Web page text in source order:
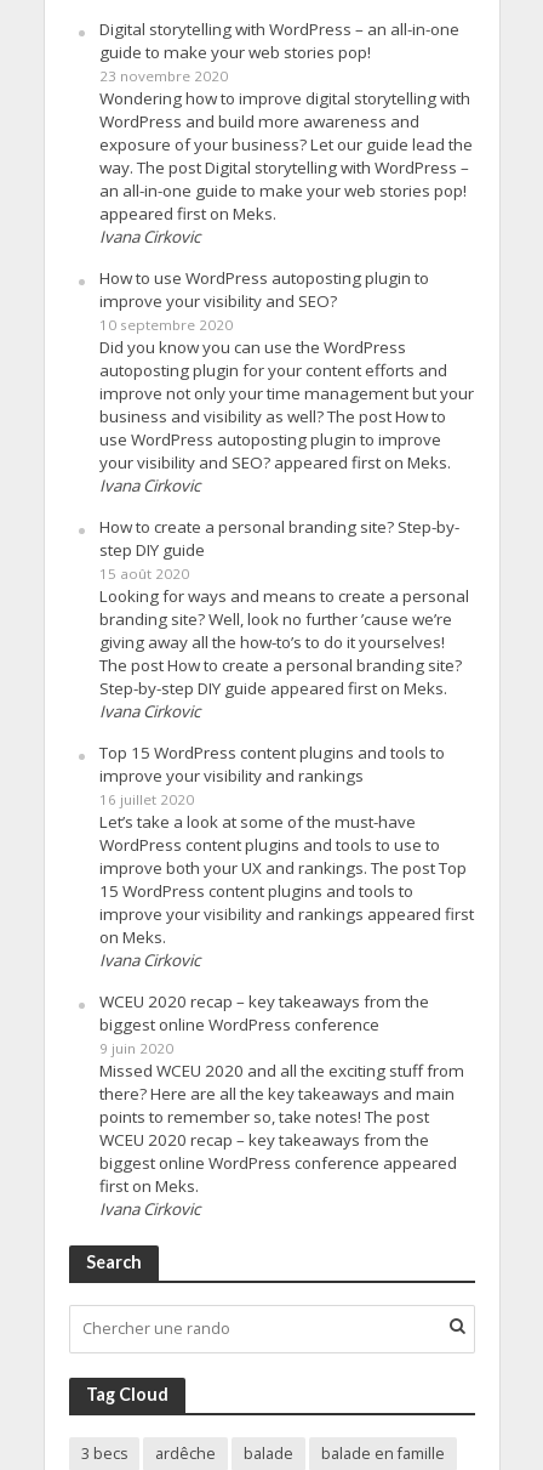
Digital storytelling with WordPress – an all-in-one
guide to make your web stories pop!
23 novembre 2020
Wondering how to improve digital storytelling with
WordPress and build more awareness and
exposure of your business? Let our guide lead the
way. The post Digital storytelling with WordPress –
an all-in-one guide to make your web stories pop!
appeared first on Meks.
Ivana Cirkovic
How to use WordPress autoposting plugin to
improve your visibility and SEO?
10 septembre 2020
Did you know you can use the WordPress
autoposting plugin for your content efforts and
improve not only your time management but your
business and visibility as well? The post How to
use WordPress autoposting plugin to improve
your visibility and SEO? appeared first on Meks.
Ivana Cirkovic
How to create a personal branding site? Step-by-
step DIY guide
15 août 2020
Looking for ways and means to create a personal
branding site? Well, look no further ’cause we’re
giving away all the how-to’s to do it yourselves!
The post How to create a personal branding site?
Step-by-step DIY guide appeared first on Meks.
Ivana Cirkovic
Top 15 WordPress content plugins and tools to
improve your visibility and rankings
16 juillet 2020
Let’s take a look at some of the must-have
WordPress content plugins and tools to use to
improve both your UX and rankings. The post Top
15 WordPress content plugins and tools to
improve your visibility and rankings appeared first
on Meks.
Ivana Cirkovic
WCEU 2020 recap – key takeaways from the
biggest online WordPress conference
9 juin 2020
Missed WCEU 2020 and all the exciting stuff from
there? Here are all the key takeaways and main
points to remember so, take notes! The post
WCEU 2020 recap – key takeaways from the
biggest online WordPress conference appeared
first on Meks.
Ivana Cirkovic
Search
Tag Cloud
3 becs ardêche balade
balade en famille